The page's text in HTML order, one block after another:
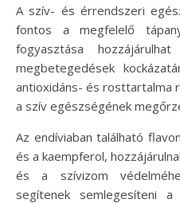
A szív- és érrendszeri
fontos a megfelelő
fogyasztása
megbetegedések
antioxidáns- és rosttartalma
a szív egészségének
Az endíviaban található
és a kaempferol,
és a szívizom
segítenek semlegesíteni